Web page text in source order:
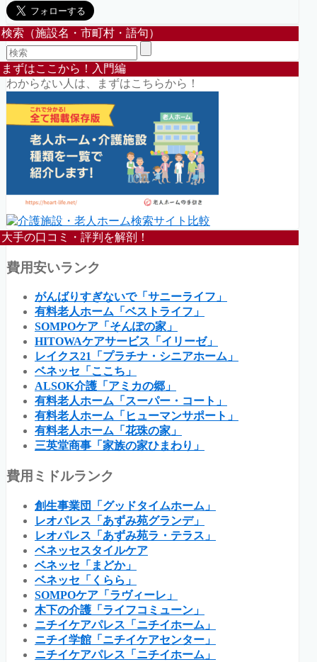
検索（施設名・市町村・語句）
まずはここから！入門編
わからない人は、まずはこちらから！
大手の口コミ・評判を解剖！
費用安いランク
がんばりすぎないで「サニーライフ」
有料老人ホーム「ベストライフ」
SOMPOケア「そんぽの家」
HITOWAケアサービス「イリーゼ」
レイクス21「プラチナ・シニアホーム」
ベネッセ「ここち」
ALSOK介護「アミカの郷」
有料老人ホーム「スーパー・コート」
有料老人ホーム「ヒューマンサポート」
有料老人ホーム「花珠の家」
三英堂商事「家族の家ひまわり」
費用ミドルランク
創生事業団「グッドタイムホーム」
レオパレス「あずみ苑グランデ」
レオパレス「あずみ苑ラ・テラス」
ベネッセスタイルケア
ベネッセ「まどか」
ベネッセ「くらら」
SOMPOケア「ラヴィーレ」
木下の介護「ライフコミューン」
ニチイケアパレス「ニチイホーム」
ニチイ学館「ニチイケアセンター」
ニチイケアパレス「ニチイホーム」